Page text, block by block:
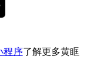
程序了解更多黄眶